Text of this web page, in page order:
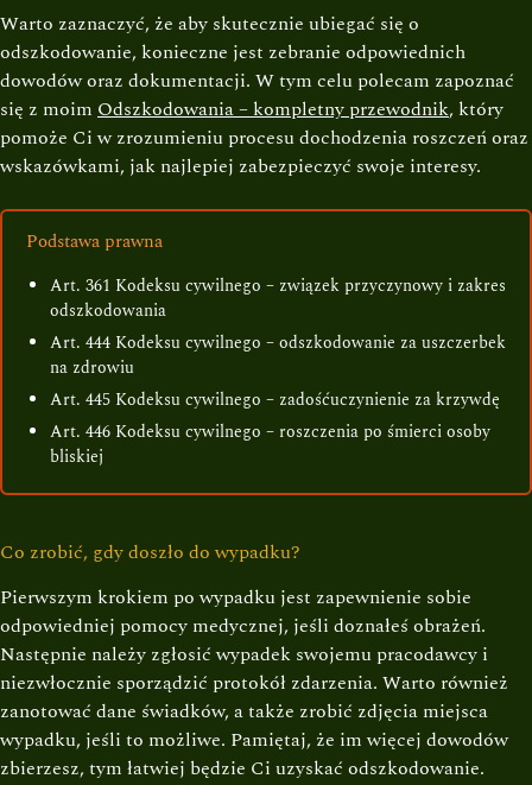
Warto zaznaczyć, że aby skutecznie ubiegać się o
odszkodowanie, konieczne jest zebranie odpowiednich
dowodów oraz dokumentacji. W tym celu polecam zapoznać
się z moim Odszkodowania – kompletny przewodnik, który
pomoże Ci w zrozumieniu procesu dochodzenia roszczeń oraz
wskazówkami, jak najlepiej zabezpieczyć swoje interesy.
Podstawa prawna
Art. 361 Kodeksu cywilnego – związek przyczynowy i zakres
odszkodowania
Art. 444 Kodeksu cywilnego – odszkodowanie za uszczerbek
na zdrowiu
Art. 445 Kodeksu cywilnego – zadośćuczynienie za krzywdę
Art. 446 Kodeksu cywilnego – roszczenia po śmierci osoby
bliskiej
Co zrobić, gdy doszło do wypadku?
Pierwszym krokiem po wypadku jest zapewnienie sobie
odpowiedniej pomocy medycznej, jeśli doznałeś obrażeń.
Następnie należy zgłosić wypadek swojemu pracodawcy i
niezwłocznie sporządzić protokół zdarzenia. Warto również
zanotować dane świadków, a także zrobić zdjęcia miejsca
wypadku, jeśli to możliwe. Pamiętaj, że im więcej dowodów
zbierzesz, tym łatwiej będzie Ci uzyskać odszkodowanie.